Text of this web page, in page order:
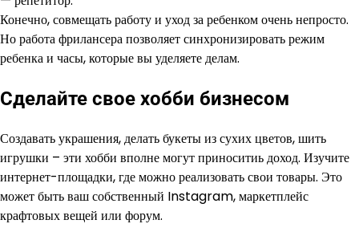
Конечно, совмещать работу и уход за ребенком очень непросто.
Но работа фрилансера позволяет синхронизировать режим
ребенка и часы, которые вы уделяете делам.
Сделайте свое хобби бизнесом
Создавать украшения, делать букеты из сухих цветов, шить
игрушки – эти хобби вполне могут приноситиь доход. Изучите
интернет-площадки, где можно реализовать свои товары. Это
может быть ваш собственный Instagram, маркетплейс
крафтовых вещей или форум.